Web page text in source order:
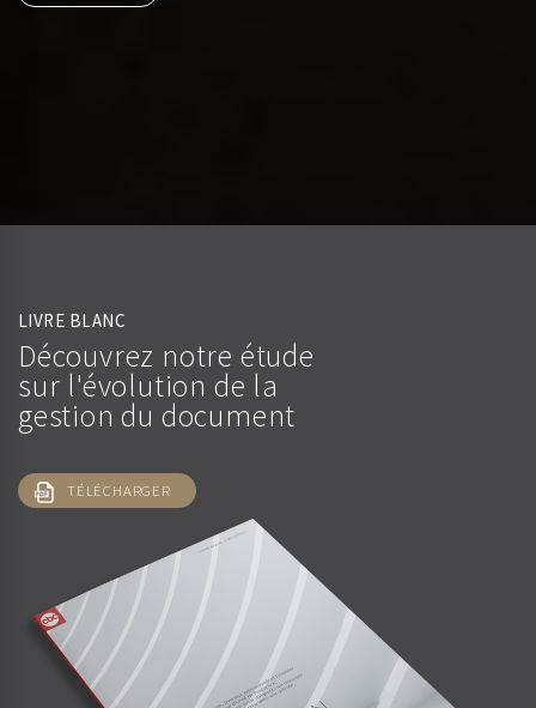
LIVRE BLANC
Découvrez notre étude
sur l'évolution de la
gestion du document
TÉLÉCHARGER